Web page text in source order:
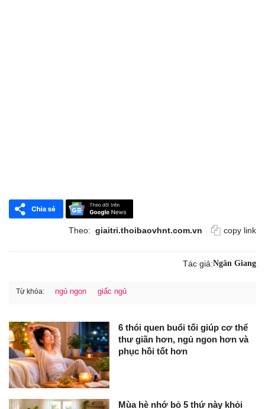
Theo: giaitri.thoibaovhnt.com.vn copy link
Tác giả:Ngân Giang
Từ khóa: ngủ ngon giấc ngủ
6 thói quen buổi tối giúp cơ thể
thư giãn hơn, ngủ ngon hơn và
phục hồi tốt hơn
Mùa hè nhớ bỏ 5 thứ này khỏi